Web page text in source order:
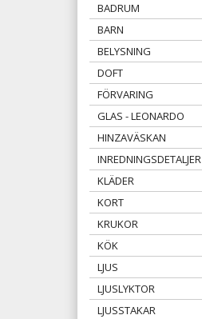
BADRUM
BARN
BELYSNING
DOFT
FÖRVARING
GLAS - LEONARDO
HINZAVÄSKAN
INREDNINGSDETALJER
KLÄDER
KORT
KRUKOR
KÖK
LJUS
LJUSLYKTOR
LJUSSTAKAR